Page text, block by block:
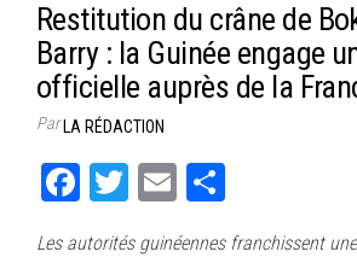
Restitution du crâne de
Barry : la Guinée engage
officielle auprès de la
ParLA RÉDACTION
Fa
T
E
Les autorités guinéennes franchissent